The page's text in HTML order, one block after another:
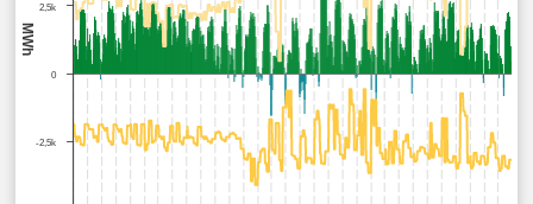
MWh
-2,5k
0
2,5k